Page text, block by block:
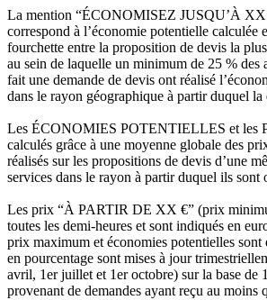
La mention “ÉCONOMISEZ JUSQU’À
correspond à l’économie potentielle calculée
fourchette entre la proposition de devis la
au sein de laquelle un minimum de 25 % des
fait une demande de devis ont réalisé
dans le rayon géographique à partir duquel la
Les ÉCONOMIES POTENTIELLES et les
calculés grâce à une moyenne globale des
réalisés sur les propositions de devis d’une
services dans le rayon à partir duquel ils sont
Les prix “À PARTIR DE XX €” (prix
toutes les demi-heures et sont indiqués en
prix maximum et économies potentielles sont
en pourcentage sont mises à jour
avril, 1er juillet et 1er octobre) sur la base de
provenant de demandes ayant reçu au moins